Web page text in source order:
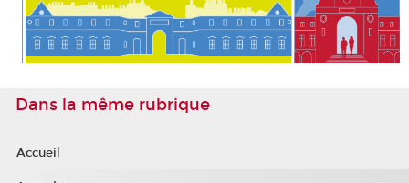
Dans la même rubrique
Accueil